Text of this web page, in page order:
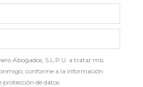
Abogados, S.L.P.U. a tratar mis
conforme a la información
protección de datos.